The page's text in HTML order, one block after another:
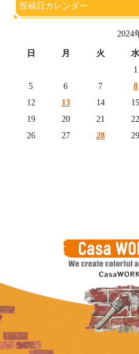
投稿日カレンダー
2024
日 月 火 水
1
5
6 7 8
12
13 14 15
19
20 21 22
26
27 28 29